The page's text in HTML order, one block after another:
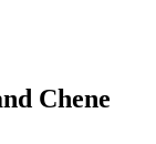
Chene